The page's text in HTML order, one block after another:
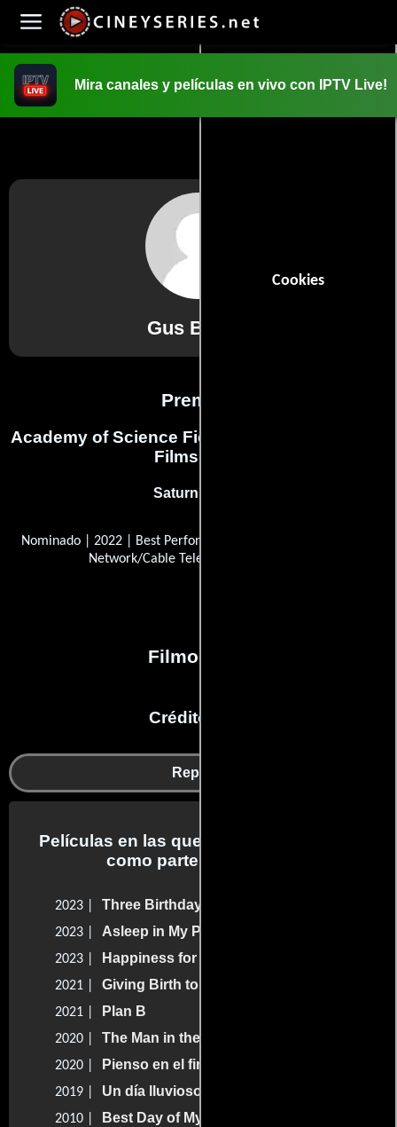
Cookies
Mira canales y películas en vivo con IPTV Live!
Gus Birney
Premios
Academy of Science Fiction, Fantasy & Horror
Films, USA
Saturn Award
Nominado | 2022 | Best Performance by a Younger Actor in a
Network/Cable Television Series
Filmografía
Créditos en:
Reparto
Películas en las que Gus Birney trabajo
como parte del reparto
2023 | Three Birthdays
2023 | Asleep in My Palm
2023 | Happiness for Beginners
2021 | Giving Birth to a Butterfly
2021 | Plan B
2020 | The Man in the Woods
2020 | Pienso en el final
2019 | Un día lluvioso en Nueva York
2010 | Best Day of My Life